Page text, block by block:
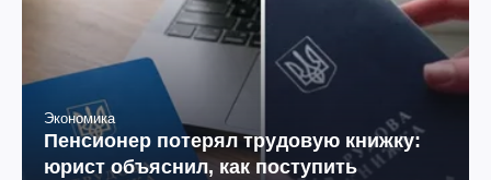
Экономика
Пенсионер потерял трудовую книжку:
юрист объяснил, как поступить